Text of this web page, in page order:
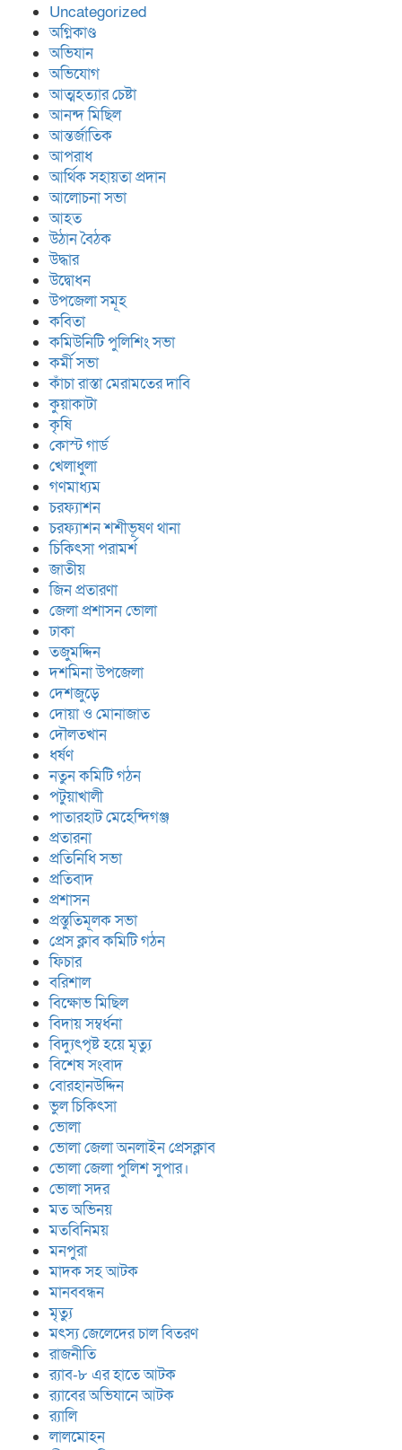
Uncategorized
অগ্নিকাণ্ড
অভিযান
অভিযোগ
আত্মহত্যার চেষ্টা
আনন্দ মিছিল
আন্তর্জাতিক
আপরাধ
আর্থিক সহায়তা প্রদান
আলোচনা সভা
আহত
উঠান বৈঠক
উদ্ধার
উদ্বোধন
উপজেলা সমূহ
কবিতা
কমিউনিটি পুলিশিং সভা
কর্মী সভা
কাঁচা রাস্তা মেরামতের দাবি
কুয়াকাটা
কৃষি
কোস্ট গার্ড
খেলাধুলা
গণমাধ্যম
চরফ্যাশন
চরফ্যাশন শশীভূষণ থানা
চিকিৎসা পরামর্শ
জাতীয়
জিন প্রতারণা
জেলা প্রশাসন ভোলা
ঢাকা
তজুমদ্দিন
দশমিনা উপজেলা
দেশজুড়ে
দোয়া ও মোনাজাত
দৌলতখান
ধর্ষণ
নতুন কমিটি গঠন
পটুয়াখালী
পাতারহাট মেহেন্দিগঞ্জ
প্রতারনা
প্রতিনিধি সভা
প্রতিবাদ
প্রশাসন
প্রস্তুতিমূলক সভা
প্রেস ক্লাব কমিটি গঠন
ফিচার
বরিশাল
বিক্ষোভ মিছিল
বিদায় সম্বর্ধনা
বিদ্যুৎপৃষ্ট হয়ে মৃত্যু
বিশেষ সংবাদ
বোরহানউদ্দিন
ভুল চিকিৎসা
ভোলা
ভোলা জেলা অনলাইন প্রেসক্লাব
ভোলা জেলা পুলিশ সুপার।
ভোলা সদর
মত অভিনয়
মতবিনিময়
মনপুরা
মাদক সহ আটক
মানববন্ধন
মৃত্যু
মৎস্য জেলেদের চাল বিতরণ
রাজনীতি
র‍্যাব-৮ এর হাতে আটক
র‍্যাবের অভিযানে আটক
র‍্যালি
লালমোহন